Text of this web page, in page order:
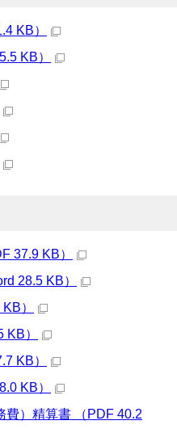
KB）
KB）
37.9 KB）
28.5 KB）
）
）
KB）
KB）
費）精算書 （PDF 40.2